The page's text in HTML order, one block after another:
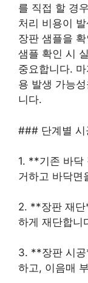
를 직접 할 경
처리 비용이
장판 샘플을
샘플 확인 시
중요합니다.
용 발생 가능
니다.
### 단계별 시
1. **기존 바닥
거하고 바닥면
2. **장판 재단
하게 재단합니
3. **장판 시공
하고, 이음매